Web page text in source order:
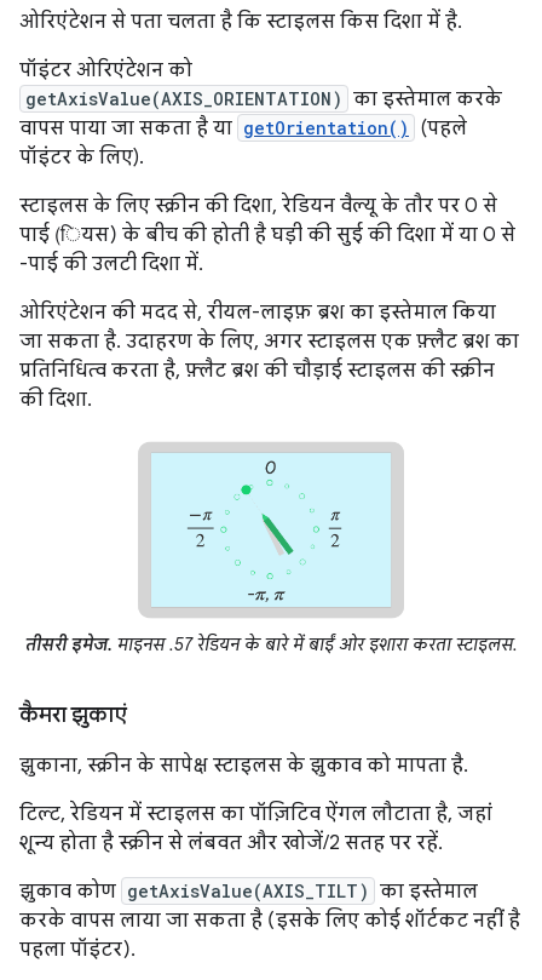
ओरिएंटेशन से पता चलता है कि स्टाइलस किस दिशा में है.
पॉइंटर ओरिएंटेशन को
getAxisValue(AXIS_ORIENTATION) का इस्तेमाल करके
वापस पाया जा सकता है या getOrientation()
(पहले
पॉइंटर के लिए).
स्टाइलस के लिए स्क्रीन की दिशा, रेडियन वैल्यू के तौर पर 0 से
पाई (ियस) के बीच की होती है घड़ी की सुई की दिशा में या 0 से
-पाई की उलटी दिशा में.
ओरिएंटेशन की मदद से, रीयल-लाइफ़ ब्रश का इस्तेमाल किया
जा सकता है. उदाहरण के लिए, अगर स्टाइलस एक फ़्लैट ब्रश का
प्रतिनिधित्व करता है, फ़्लैट ब्रश की चौड़ाई स्टाइलस की स्क्रीन
की दिशा.
तीसरी इमेज. माइनस .57 रेडियन के बारे में बाईं ओर इशारा करता स्टाइलस.
कैमरा झुकाएं
झुकाना, स्क्रीन के सापेक्ष स्टाइलस के झुकाव को मापता है.
टिल्ट, रेडियन में स्टाइलस का पॉज़िटिव ऐंगल लौटाता है, जहां
शून्य होता है स्क्रीन से लंबवत और खोजें/2 सतह पर रहें.
झुकाव कोण getAxisValue(AXIS_TILT) का इस्तेमाल
करके वापस लाया जा सकता है (इसके लिए कोई शॉर्टकट नहीं है
पहला पॉइंटर).